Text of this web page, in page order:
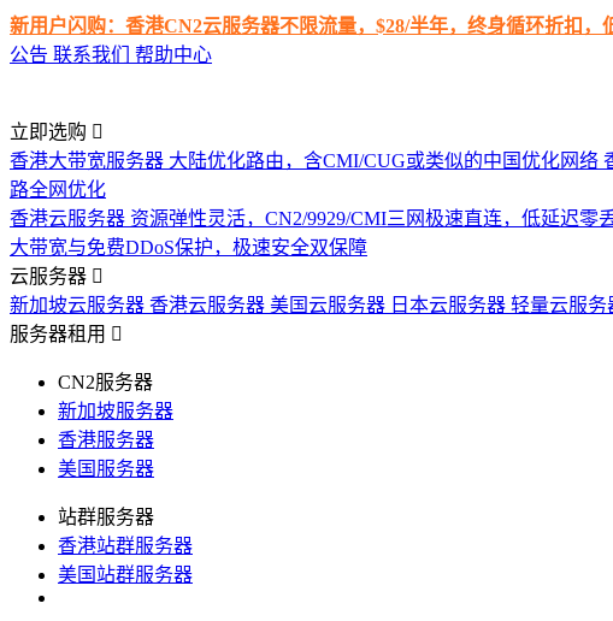
新用户闪购：香港CN2云服务器不限流量，$28/半年，终身循环折扣，
公告 联系我们 帮助中心
立即选购
香港大带宽服务器 大陆优化路由，含CMI/CUG或类似的中国优化网络
路全网优化
香港云服务器 资源弹性灵活，CN2/9929/CMI三网极速直连，低延迟零
大带宽与免费DDoS保护，极速安全双保障
云服务器
新加坡云服务器 香港云服务器 美国云服务器 日本云服务器 轻量云服务
服务器租用
CN2服务器
新加坡服务器
香港服务器
美国服务器
站群服务器
香港站群服务器
美国站群服务器